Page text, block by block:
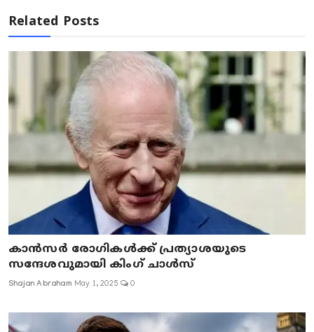
Related Posts
കാൻസർ രോഗികൾക്ക് പ്രത്യാശയുടെ
സന്ദേശവുമായി കിംഗ് ചാൾസ്
Shajan Abraham May 1, 2025 0